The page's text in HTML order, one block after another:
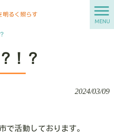
MENU
！？
2024/03/09
で活動しております。